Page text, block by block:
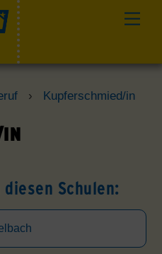
› Kupferschmied/in
IN
Schulen: